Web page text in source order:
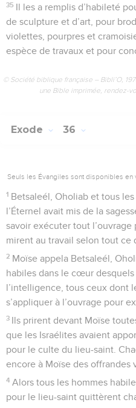
35 Il les a remplis d’habileté
de sculpture et d’art, pour
violettes, pourpres et
espèce de travaux et pour
© Société biblique française – Bibli’O,
une Bible imprimée, rendez-
Exode 36
Seuls les Évangiles sont disponibles en
1 Betsaleél, Oholiab et tous
l’Éternel avait mis de la
savoir exécuter tout
mirent au travail selon tout ce
2 Moïse appela Betsaleél,
habiles dans le cœur desquels
l’intelligence, tous ceux dont
s’appliquer à l’ouvrage pour
3 Ils prirent devant Moïse
que les Israélites avaient
pour le culte du lieu-saint.
encore à Moïse des offrandes
4 Alors tous les hommes
pour le lieu-saint quittèrent